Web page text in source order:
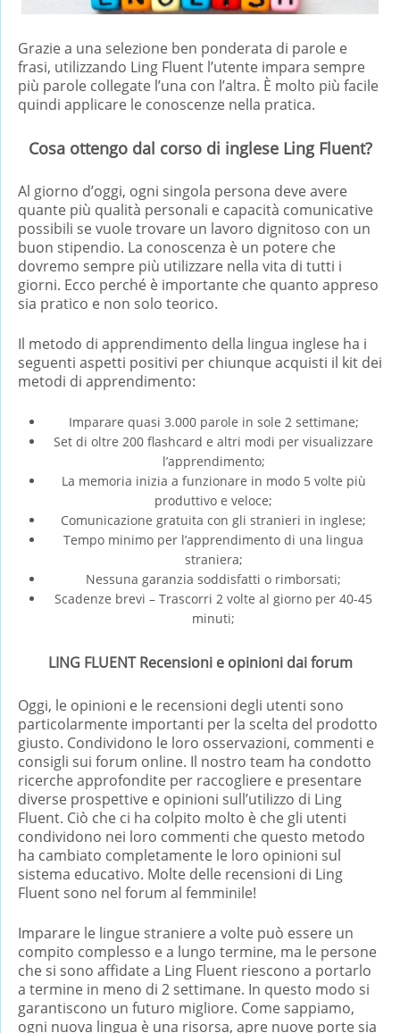
Grazie a una selezione ben ponderata di parole e
frasi, utilizzando Ling Fluent l’utente impara sempre
più parole collegate l’una con l’altra. È molto più facile
quindi applicare le conoscenze nella pratica.
Cosa ottengo dal corso di inglese Ling Fluent?
Al giorno d’oggi, ogni singola persona deve avere
quante più qualità personali e capacità comunicative
possibili se vuole trovare un lavoro dignitoso con un
buon stipendio. La conoscenza è un potere che
dovremo sempre più utilizzare nella vita di tutti i
giorni. Ecco perché è importante che quanto appreso
sia pratico e non solo teorico.
Il metodo di apprendimento della lingua inglese ha i
seguenti aspetti positivi per chiunque acquisti il ​​kit dei
metodi di apprendimento:
Imparare quasi 3.000 parole in sole 2 settimane;
Set di oltre 200 flashcard e altri modi per visualizzare
l’apprendimento;
La memoria inizia a funzionare in modo 5 volte più
produttivo e veloce;
Comunicazione gratuita con gli stranieri in inglese;
Tempo minimo per l’apprendimento di una lingua
straniera;
Nessuna garanzia soddisfatti o rimborsati;
Scadenze brevi – Trascorri 2 volte al giorno per 40-45
minuti;
LING FLUENT Recensioni e opinioni dai forum
Oggi, le opinioni e le recensioni degli utenti sono
particolarmente importanti per la scelta del prodotto
giusto. Condividono le loro osservazioni, commenti e
consigli sui forum online. Il nostro team ha condotto
ricerche approfondite per raccogliere e presentare
diverse prospettive e opinioni sull’utilizzo di Ling
Fluent. Ciò che ci ha colpito molto è che gli utenti
condividono nei loro commenti che questo metodo
ha cambiato completamente le loro opinioni sul
sistema educativo. Molte delle recensioni di Ling
Fluent sono nel forum al femminile!
Imparare le lingue straniere a volte può essere un
compito complesso e a lungo termine, ma le persone
che si sono affidate a Ling Fluent riescono a portarlo
a termine in meno di 2 settimane. In questo modo si
garantiscono un futuro migliore. Come sappiamo,
ogni nuova lingua è una risorsa, apre nuove porte sia